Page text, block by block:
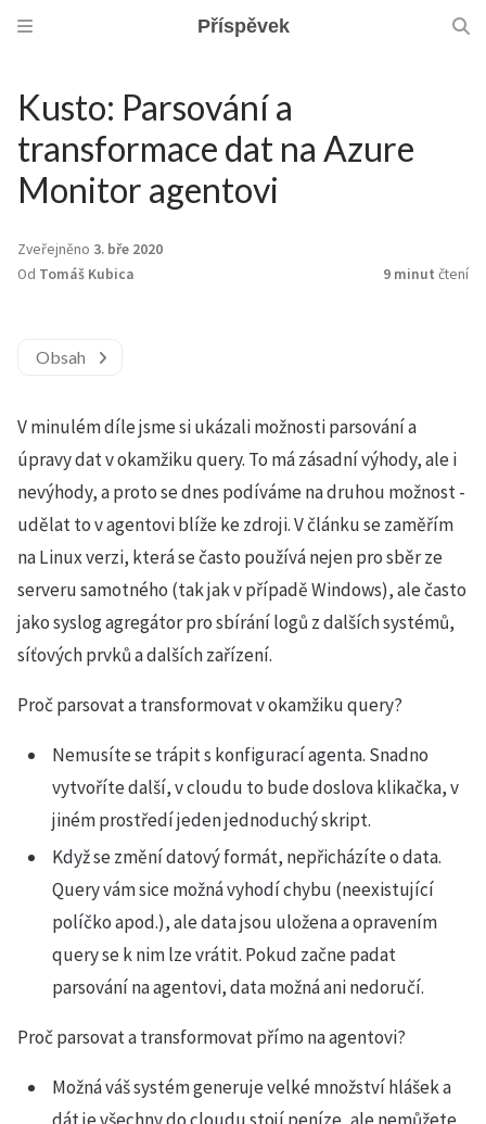
Příspěvek
Kusto: Parsování a
transformace dat na Azure
Monitor agentovi
Zveřejněno 3. bře 2020
Od Tomáš Kubica 9 minut čtení
Obsah
V minulém díle jsme si ukázali možnosti parsování a
úpravy dat v okamžiku query. To má zásadní výhody, ale i
nevýhody, a proto se dnes podíváme na druhou možnost -
udělat to v agentovi blíže ke zdroji. V článku se zaměřím
na Linux verzi, která se často používá nejen pro sběr ze
serveru samotného (tak jak v případě Windows), ale často
jako syslog agregátor pro sbírání logů z dalších systémů,
síťových prvků a dalších zařízení.
Proč parsovat a transformovat v okamžiku query?
Nemusíte se trápit s konfigurací agenta. Snadno
vytvoříte další, v cloudu to bude doslova klikačka, v
jiném prostředí jeden jednoduchý skript.
Když se změní datový formát, nepřicházíte o data.
Query vám sice možná vyhodí chybu (neexistující
políčko apod.), ale data jsou uložena a opravením
query se k nim lze vrátit. Pokud začne padat
parsování na agentovi, data možná ani nedoručí.
Proč parsovat a transformovat přímo na agentovi?
Možná váš systém generuje velké množství hlášek a